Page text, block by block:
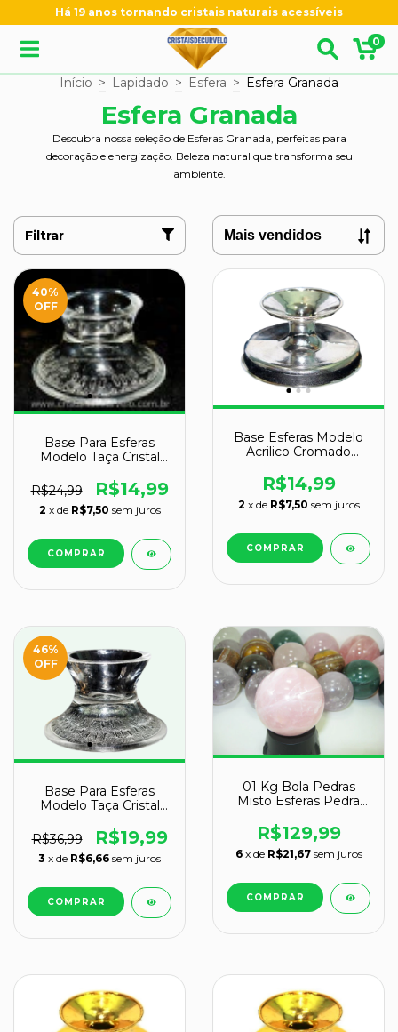
Há 19 anos tornando cristais naturais acessíveis
0
Início > Lapidado > Esfera > Esfera Granada
Esfera Granada
Descubra nossa seleção de Esferas Granada, perfeitas para
decoração e energização. Beleza natural que transforma seu
ambiente.
Filtrar
40%
OFF
Base Para Esferas
Modelo Taça Cristal
Esferas de 150 a 900gr
R$24,99 R$14,99
2 x de R$7,50 sem juros
Base Esferas Modelo
Acrilico Cromado
R$14,99
2 x de R$7,50 sem juros
46%
OFF
Base Para Esferas
Modelo Taça Cristal
Esferas de 1kg a 6kg
JB1890
R$36,99 R$19,99
3 x de R$6,66 sem juros
01 Kg Bola Pedras
Misto Esferas Pedra
ATACADO
R$129,99
6 x de R$21,67 sem juros